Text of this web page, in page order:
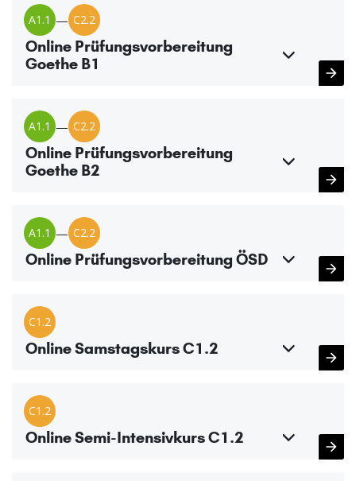
A1.1 — C2.2
Online Prüfungsvorbereitung
Goethe B1
A1.1 — C2.2
Online Prüfungsvorbereitung
Goethe B2
A1.1 — C2.2
Online Prüfungsvorbereitung ÖSD
C1.2
Online Samstagskurs C1.2
C1.2
Online Semi-Intensivkurs C1.2